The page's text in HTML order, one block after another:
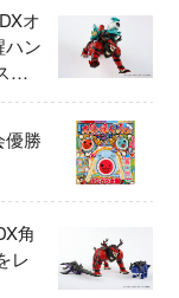
オ
ン
タ
勝
角
レ